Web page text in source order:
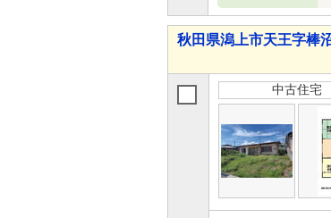
秋田県潟上市天王字棒
中古住宅